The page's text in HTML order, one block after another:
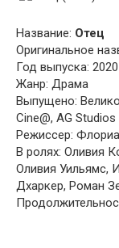
Название: Отец
Оригинальное
Год выпуска: 2020
Жанр: Драма
Выпущено:
Cine@, AG Studios
Режиссер:
В ролях: Оливия
Оливия Уильямс,
Дхаркер, Роман